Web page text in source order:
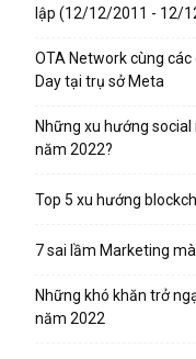
lập (12/12/2011 - 12/
OTA Network cùng
Day tại trụ sở Meta
Những xu hướng
năm 2022?
Top 5 xu hướng
7 sai lầm Marketing
Những khó khăn trở
năm 2022